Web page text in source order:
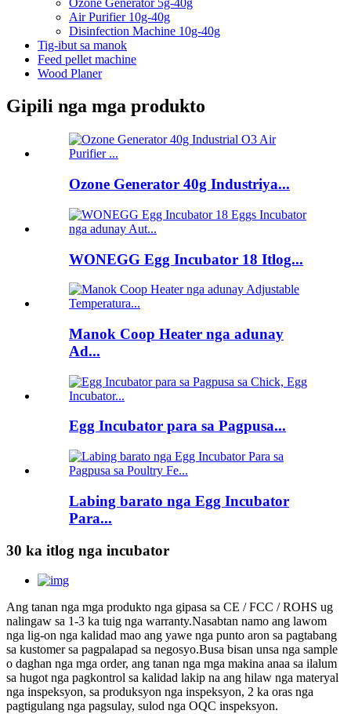
Air Purifier 10g-40g
Disinfection Machine 10g-40g
Tig-ibut sa manok
Feed pellet machine
Wood Planer
Gipili nga mga produkto
Ozone Generator 40g Industriya...
WONEGG Egg Incubator 18 Itlog...
Manok Coop Heater nga adunay
Ad...
Egg Incubator para sa Pagpusa...
Labing barato nga Egg Incubator
Para...
30 ka itlog nga incubator
Ang tanan nga mga produkto nga gipasa sa CE / FCC / ROHS ug
nalingaw sa 1-3 ka tuig nga warranty.Nasabtan namo ang lawom
nga lig-on nga kalidad mao ang yawe nga punto aron sa pagtabang
sa kustomer sa pagpalapad sa negosyo.Busa bisan unsa nga sample
o daghan nga mga order, ang tanan nga mga makina anaa sa ilalum
sa hugot nga pagkontrol sa kalidad lakip na ang hilaw nga materyal
nga inspeksyon, sa produksyon nga inspeksyon, 2 ka oras nga
pagtigulang nga pagsulay, sulod nga OQC inspeksyon.